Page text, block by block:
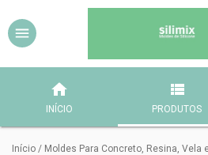
INÍCIO PRODUTOS
Início / Moldes Para Concreto, Resina, Vela